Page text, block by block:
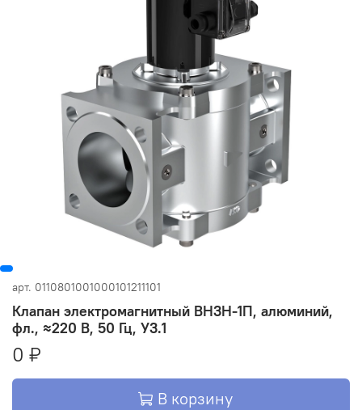
арт. 0110801001000101211101
Клапан электромагнитный ВН3Н-1П, алюминий,
фл., ≈220 В, 50 Гц, У3.1
0 ₽
В корзину